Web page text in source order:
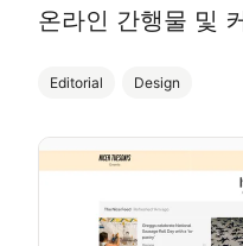
온라인 간행물 및
Editorial Design